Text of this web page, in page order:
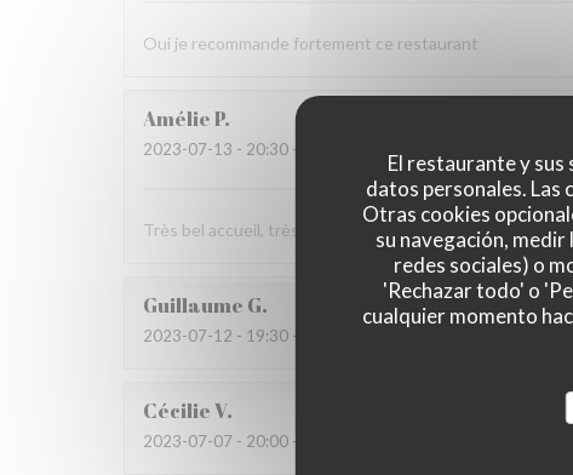
El restaurante y sus
datos personales. Las
Otras cookies
su navegación,
redes sociales) o
'Rechazar todo' o
cualquier momento
Oui je recommande fortement ce restaurant
AmélieP
2023-07-13 - 20:30 - Invitados 8
Très bel accueil, très bon ! Merci !
Guillaume G
2023-07-12 - 19:30 - Invitados 5
CécilieV
2023-07-07 - 20:00 - Invitados 3